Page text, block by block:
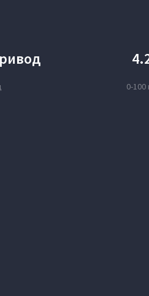
0-100